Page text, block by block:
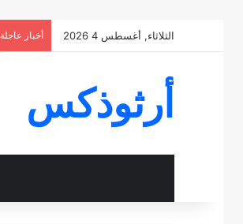
الثلاثاء, أغسطس 4 2026 أخبار عاجلة
أرثوذكس